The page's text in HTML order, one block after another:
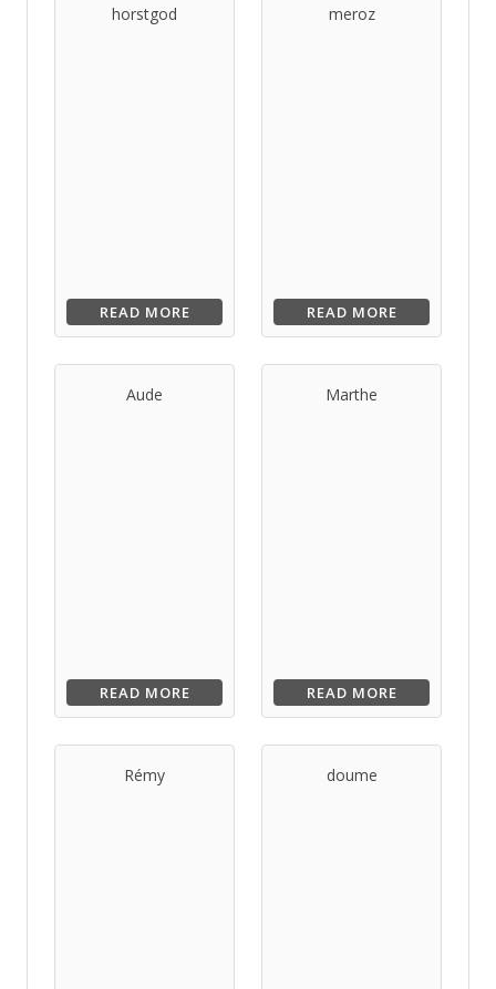
horstgod
READ MORE
meroz
READ MORE
Aude
READ MORE
Marthe
READ MORE
Rémy doume